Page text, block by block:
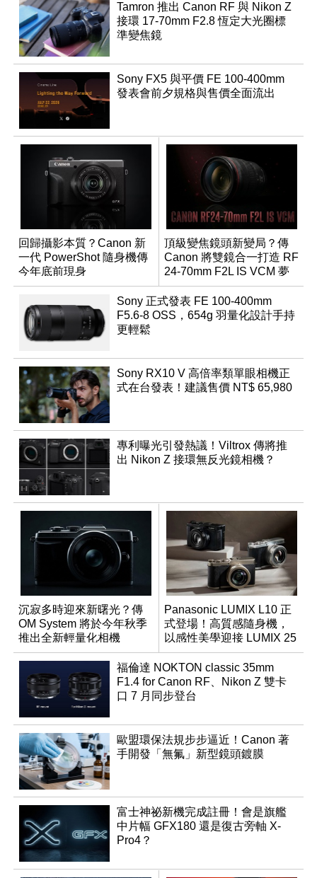
Tamron 推出 Canon RF 與 Nikon Z
接環 17-70mm F2.8 恆定大光圈標
準變焦鏡
Sony FX5 與平價 FE 100-400mm
發表會前夕規格與售價全面流出
回歸攝影本質？Canon 新
一代 PowerShot 隨身機傳
今年底前現身
頂級變焦鏡頭新變局？傳
Canon 將雙鏡合一打造 RF
24-70mm F2L IS VCM 夢
幻規格
Sony 正式發表 FE 100-400mm
F5.6-8 OSS，654g 羽量化設計手持
更輕鬆
Sony RX10 V 高倍率類單眼相機正
式在台發表！建議售價 NT$ 65,980
專利曝光引發熱議！Viltrox 傳將推
出 Nikon Z 接環無反光鏡相機？
沉寂多時迎來新曙光？傳
OM System 將於今年秋季
推出全新輕量化相機
Panasonic LUMIX L10 正
式登場！高質感隨身機，
以感性美學迎接 LUMIX 25
週年
福倫達 NOKTON classic 35mm
F1.4 for Canon RF、Nikon Z 雙卡
口 7 月同步登台
歐盟環保法規步步逼近！Canon 著
手開發「無氟」新型鏡頭鍍膜
富士神祕新機完成註冊！會是旗艦
中片幅 GFX180 還是復古旁軸 X-
Pro4？